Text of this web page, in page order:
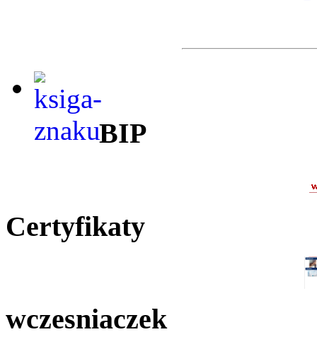
BIP
Certyfikaty
wczesniaczek